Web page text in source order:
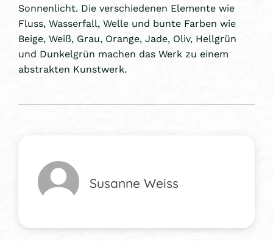
Sonnenlicht. Die verschiedenen Elemente wie
Fluss, Wasserfall, Welle und bunte Farben wie
Beige, Weiß, Grau, Orange, Jade, Oliv, Hellgrün
und Dunkelgrün machen das Werk zu einem
abstrakten Kunstwerk.
Susanne Weiss